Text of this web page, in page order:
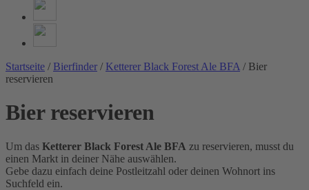
Startseite / Bierfinder / Ketterer Black Forest Ale BFA / Bier
reservieren
Bier reservieren
Um das Ketterer Black Forest Ale BFA zu reservieren, musst du
einen Markt in deiner Nähe auswählen.
Gebe dazu einfach deine Postleitzahl oder deinen Wohnort ins
Suchfeld ein.